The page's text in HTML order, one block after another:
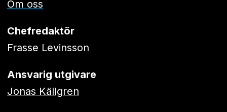
Om oss
Chefredaktör
Frasse Levinsson
Ansvarig utgivare
Jonas Källgren